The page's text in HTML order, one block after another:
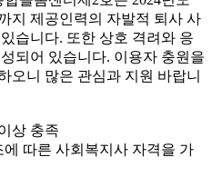
지 제공인력의 자발적 퇴사 사
습니다. 또한 상호 격려와 응
되어 있습니다. 이용자 충원을
오니 많은 관심과 지원 바랍니
상 충족
따른 사회복지사 자격을 가